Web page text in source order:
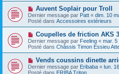
e
s
s
a
g
e
a
u
m
e
s
s
a
g
e
N
o
u
v
a
u
m
e
s
s
a
Auvent Soplair pour Troll
Dernier message par Patt « dim. 10
Posté dans Accessoires extérieurs
N
o
u
v
e
u
Coupelles de friction AKS
Dernier message par Feeling « mar. 5
Posté dans Châssis Timon Essieu
N
o
u
Vends coussins dinette
Dernier message par Eribaba « lun.
Posté dans ERIBA Triton